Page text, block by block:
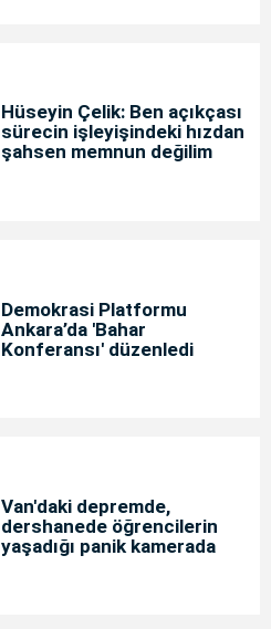
Hüseyin Çelik: Ben açıkçası
sürecin işleyişindeki hızdan
şahsen memnun değilim
Demokrasi Platformu
Ankara’da 'Bahar
Konferansı' düzenledi
Van'daki depremde,
dershanede öğrencilerin
yaşadığı panik kamerada